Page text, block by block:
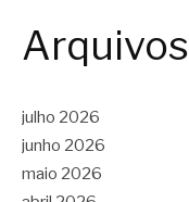
Arquivos
julho 2026
junho 2026
maio 2026